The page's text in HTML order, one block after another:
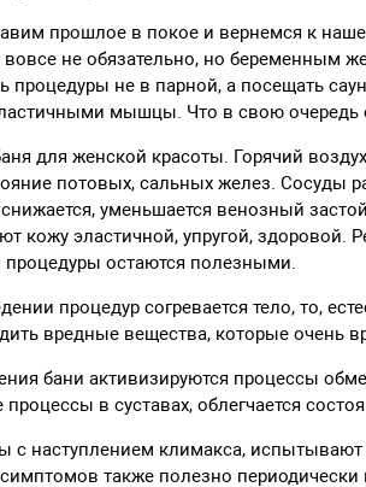
прошлое в покое и вернемся к
вовсе не обязательно, но беременным
процедуры не в парной, а посещать
мышцы. Что в свою очередь
для женской красоты. Горячий
потовых, сальных желез. Сосуды
уменьшается венозный
кожу эластичной, упругой,
процедуры остаются полезными.
процедур согревается тело, то,
вредные вещества, которые очень
бани активизируются процессы
в суставах, облегчается
наступлением климакса,
также полезно